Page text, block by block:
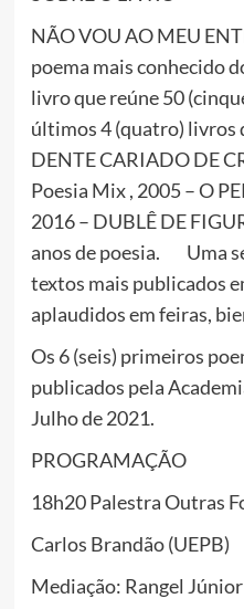
NÃO VOU AO MEU
poema mais conhecido
livro que reúne 50
últimos 4 (quatro) livros
DENTE CARIADO DE
Poesia Mix , 2005 – O
2016 – DUBLÊ DE
anos de poesia. Uma
textos mais publicados
aplaudidos em feiras,
Os 6 (seis) primeiros
publicados pela
Julho de 2021.
PROGRAMAÇÃO
18h20 Palestra Outras
Carlos Brandão (UEPB)
Mediação: Rangel Júnior